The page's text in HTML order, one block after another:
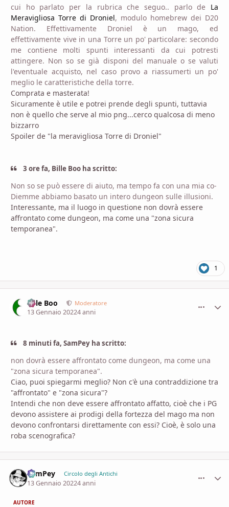
cui ho parlato per la rubrica che seguo.. parlo de La
Meravigliosa Torre di Droniel, modulo homebrew dei D20
Nation. Effettivamente Droniel è un mago, ed
effettivamente vive in una Torre un po' particolare: secondo
me contiene molti spunti interessanti da cui potresti
attingere. Non so se già disponi del manuale o se valuti
l'eventuale acquisto, nel caso provo a riassumerti un po'
meglio le caratteristiche della torre.
Comprata e masterata!
Sicuramente è utile e potrei prende degli spunti, tuttavia
non è quello che serve al mio png...cerco qualcosa di meno
bizzarro
Spoiler de "la meravigliosa Torre di Droniel"
3 ore fa, Bille Boo ha scritto:
Non so se può essere di aiuto, ma tempo fa con una mia co-
Diemme abbiamo basato un intero dungeon sulle illusioni.
Interessante, ma il luogo in questione non dovrà essere
affrontato come dungeon, ma come una "zona sicura
temporanea".
1
Bille Boo Moderatore
13 Gennaio 20224 anni
8 minuti fa, SamPey ha scritto:
non dovrà essere affrontato come dungeon, ma come una
"zona sicura temporanea".
Ciao, puoi spiegarmi meglio? Non c'è una contraddizione tra
"affrontato" e "zona sicura"?
Intendi che non deve essere affrontato affatto, cioè che i PG
devono assistere ai prodigi della fortezza del mago ma non
devono confrontarsi direttamente con essi? Cioè, è solo una
roba scenografica?
SamPey Circolo degli Antichi
13 Gennaio 20224 anni
AUTORE